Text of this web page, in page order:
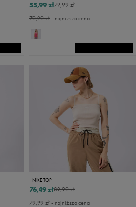
79,99 zł
55,99 zł
79,99 zł- najniższa cena
NIKE TOP
89,99 zł
76,49 zł
79,99 zł- najniższa cena